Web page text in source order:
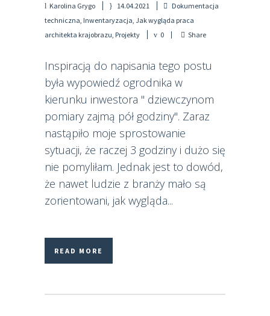
Karolina Grygo 14.04.2021
Dokumentacja
techniczna, Inwentaryzacja, Jak wygląda praca
architekta krajobrazu, Projekty 0 Share
Inspiracją do napisania tego postu
była wypowiedź ogrodnika w
kierunku inwestora " dziewczynom
pomiary zajmą pół godziny". Zaraz
nastąpiło moje sprostowanie
sytuacji, że raczej 3 godziny i dużo się
nie pomyliłam. Jednak jest to dowód,
że nawet ludzie z branży mało są
zorientowani, jak wygląda...
READ MORE